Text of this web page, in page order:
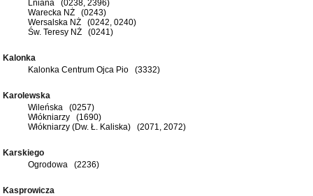
Lniana (0238, 2396)
Warecka NŻ (0243)
Wersalska NŻ (0242, 0240)
Św. Teresy NŻ (0241)
Kalonka
Kalonka Centrum Ojca Pio (3332)
Karolewska
Wileńska (0257)
Włókniarzy (1690)
Włókniarzy (Dw. Ł. Kaliska) (2071, 2072)
Karskiego
Ogrodowa (2236)
Kasprowicza